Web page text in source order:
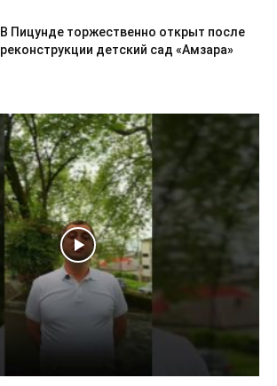
В Пицунде торжественно открыт после
реконструкции детский сад «Амзара»